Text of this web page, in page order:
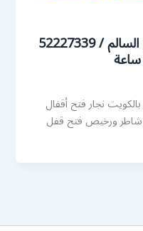
رقم فتح أبواب واقفال صباح السالم / 52227339
نجار فتح أقفال
شاطر ورخيص فتح قفل